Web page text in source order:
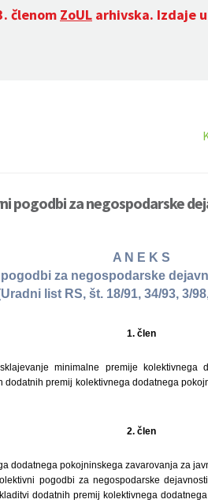
členom ZoUL arhivska. Izdaje
pogodbi za negospodarske
A N E K S
za negospodarske
list RS, št. 18/91, 34/93, 3/
1. člen
minimalne premije kolektivnega
dodatnih premij kolektivnega dodatnega
2. člen
dodatnega pokojninskega zavarovanja za
pogodbi za negospodarske
dodatnih premij kolektivnega